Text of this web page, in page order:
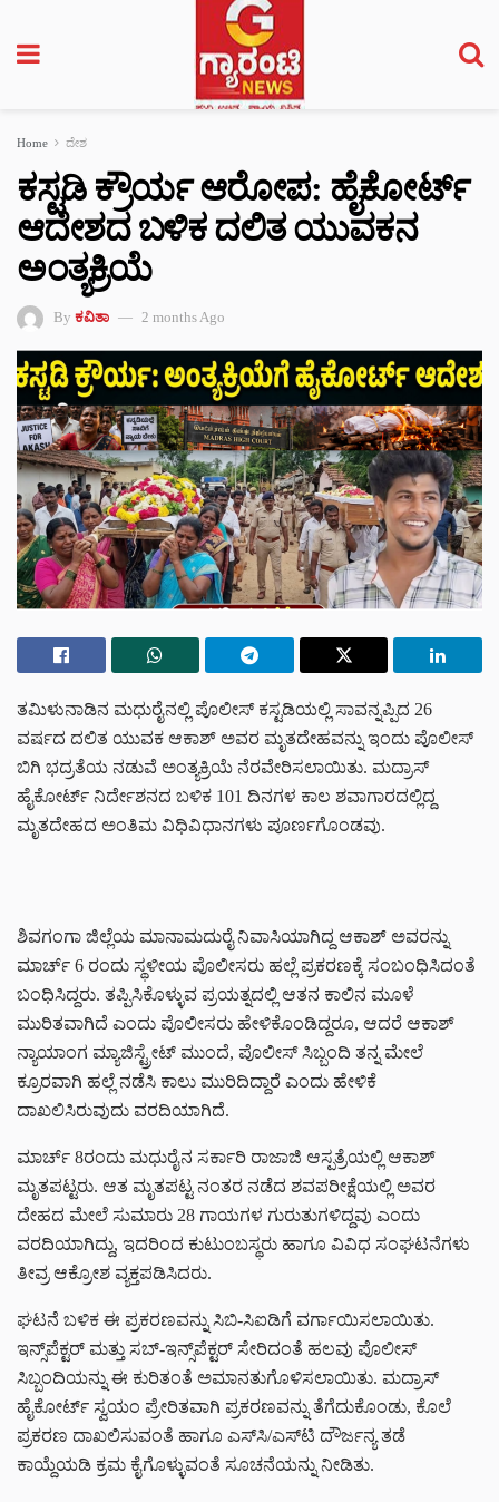
Home ದೇಶ
ಕಸ್ಟಡಿ ಕ್ರೌರ್ಯ ಆರೋಪ: ಹೈಕೋರ್ಟ್
ಆದೇಶದ ಬಳಿಕ ದಲಿತ ಯುವಕನ
ಅಂತ್ಯಕ್ರಿಯೆ
By ಕವಿತಾ 2 months Ago
ತಮಿಳುನಾಡಿನ ಮಧುರೈನಲ್ಲಿ ಪೊಲೀಸ್ ಕಸ್ಟಡಿಯಲ್ಲಿ ಸಾವನ್ನಪ್ಪಿದ 26
ವರ್ಷದ ದಲಿತ ಯುವಕ ಆಕಾಶ್ ಅವರ ಮೃತದೇಹವನ್ನು ಇಂದು ಪೊಲೀಸ್‌
ಬಿಗಿ ಭದ್ರತೆಯ ನಡುವೆ ಅಂತ್ಯಕ್ರಿಯೆ ನೆರವೇರಿಸಲಾಯಿತು. ಮದ್ರಾಸ್
ಹೈಕೋರ್ಟ್ ನಿರ್ದೇಶನದ ಬಳಿಕ 101 ದಿನಗಳ ಕಾಲ ಶವಾಗಾರದಲ್ಲಿದ್ದ
ಮೃತದೇಹದ ಅಂತಿಮ ವಿಧಿವಿಧಾನಗಳು ಪೂರ್ಣಗೊಂಡವು.
ಶಿವಗಂಗಾ ಜಿಲ್ಲೆಯ ಮಾನಾಮದುರೈ ನಿವಾಸಿಯಾಗಿದ್ದ ಆಕಾಶ್ ಅವರನ್ನು
ಮಾರ್ಚ್ 6 ರಂದು ಸ್ಥಳೀಯ ಪೊಲೀಸರು ಹಲ್ಲೆ ಪ್ರಕರಣಕ್ಕೆ ಸಂಬಂಧಿಸಿದಂತೆ
ಬಂಧಿಸಿದ್ದರು. ತಪ್ಪಿಸಿಕೊಳ್ಳುವ ಪ್ರಯತ್ನದಲ್ಲಿ ಆತನ ಕಾಲಿನ ಮೂಳೆ
ಮುರಿತವಾಗಿದೆ ಎಂದು ಪೊಲೀಸರು ಹೇಳಿಕೊಂಡಿದ್ದರೂ, ಆದರೆ ಆಕಾಶ್
ನ್ಯಾಯಾಂಗ ಮ್ಯಾಜಿಸ್ಟ್ರೇಟ್ ಮುಂದೆ, ಪೊಲೀಸ್ ಸಿಬ್ಬಂದಿ ತನ್ನ ಮೇಲೆ
ಕ್ರೂರವಾಗಿ ಹಲ್ಲೆ ನಡೆಸಿ ಕಾಲು ಮುರಿದಿದ್ದಾರೆ ಎಂದು ಹೇಳಿಕೆ
ದಾಖಲಿಸಿರುವುದು ವರದಿಯಾಗಿದೆ.
ಮಾರ್ಚ್ 8ರಂದು ಮಧುರೈನ ಸರ್ಕಾರಿ ರಾಜಾಜಿ ಆಸ್ಪತ್ರೆಯಲ್ಲಿ ಆಕಾಶ್
ಮೃತಪಟ್ಟರು. ಆತ ಮೃತಪಟ್ಟ ನಂತರ ನಡೆದ ಶವಪರೀಕ್ಷೆಯಲ್ಲಿ ಅವರ
ದೇಹದ ಮೇಲೆ ಸುಮಾರು 28 ಗಾಯಗಳ ಗುರುತುಗಳಿದ್ದವು ಎಂದು
ವರದಿಯಾಗಿದ್ದು, ಇದರಿಂದ ಕುಟುಂಬಸ್ಥರು ಹಾಗೂ ವಿವಿಧ ಸಂಘಟನೆಗಳು
ತೀವ್ರ ಆಕ್ರೋಶ ವ್ಯಕ್ತಪಡಿಸಿದರು.
ಘಟನೆ ಬಳಿಕ ಈ ಪ್ರಕರಣವನ್ನು ಸಿಬಿ-ಸಿಐಡಿಗೆ ವರ್ಗಾಯಿಸಲಾಯಿತು.
ಇನ್ಸ್‌ಪೆಕ್ಟರ್ ಮತ್ತು ಸಬ್-ಇನ್ಸ್‌ಪೆಕ್ಟರ್ ಸೇರಿದಂತೆ ಹಲವು ಪೊಲೀಸ್
ಸಿಬ್ಬಂದಿಯನ್ನು ಈ ಕುರಿತಂತೆ ಅಮಾನತುಗೊಳಿಸಲಾಯಿತು. ಮದ್ರಾಸ್
ಹೈಕೋರ್ಟ್ ಸ್ವಯಂ ಪ್ರೇರಿತವಾಗಿ ಪ್ರಕರಣವನ್ನು ತೆಗೆದುಕೊಂಡು, ಕೊಲೆ
ಪ್ರಕರಣ ದಾಖಲಿಸುವಂತೆ ಹಾಗೂ ಎಸ್‌ಸಿ/ಎಸ್‌ಟಿ ದೌರ್ಜನ್ಯ ತಡೆ
ಕಾಯ್ದೆಯಡಿ ಕ್ರಮ ಕೈಗೊಳ್ಳುವಂತೆ ಸೂಚನೆಯನ್ನು ನೀಡಿತು.